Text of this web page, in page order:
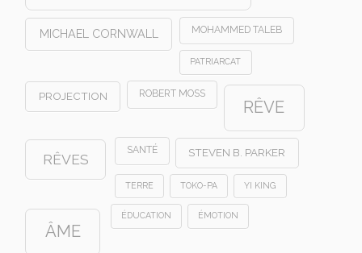
MICHAEL CORNWALL MOHAMMED TALEB
PATRIARCAT
PROJECTION ROBERT MOSS
RÊVE
RÊVES
SANTÉ STEVEN B. PARKER
TERRE TOKO-PA YI KING
ÂME
ÉDUCATION ÉMOTION